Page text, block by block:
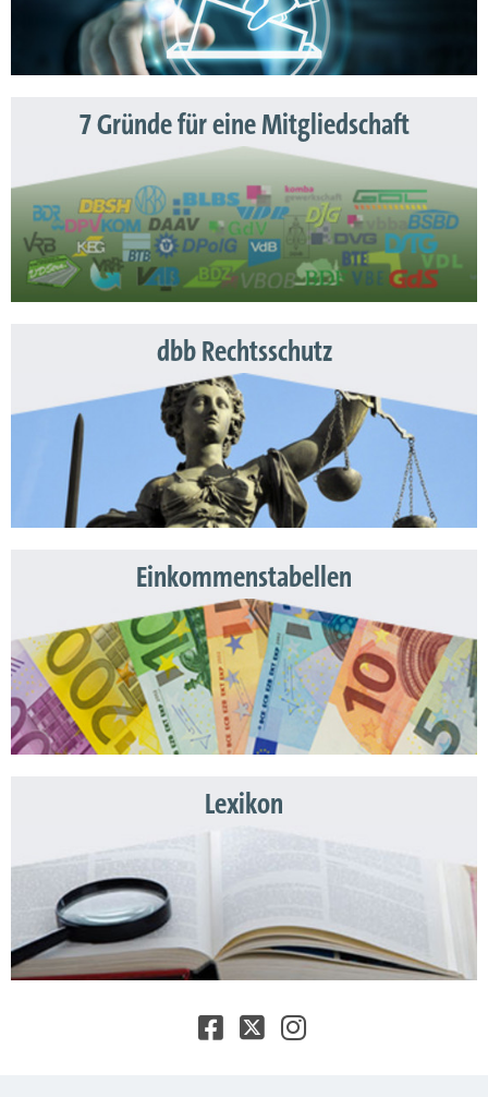
7 Gründe für eine Mitgliedschaft
dbb Rechtsschutz
Einkommenstabellen
Lexikon